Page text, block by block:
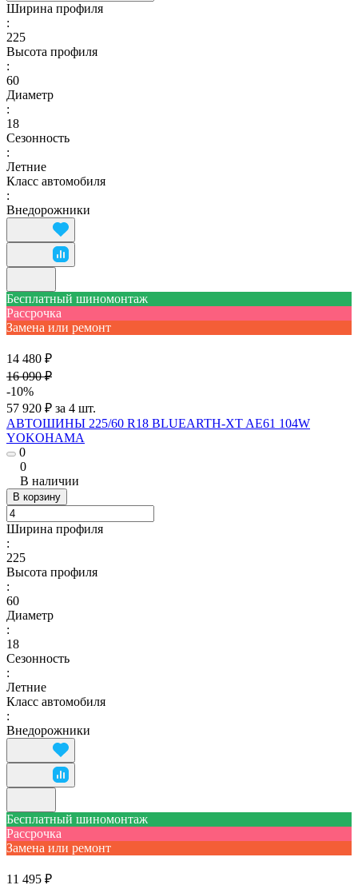
Ширина профиля
:
225
Высота профиля
:
60
Диаметр
:
18
Сезонность
:
Летние
Класс автомобиля
:
Внедорожники
Бесплатный шиномонтаж
Рассрочка
Замена или ремонт
14 480 ₽
16 090 ₽
-10%
57 920 ₽ за 4 шт.
АВТОШИНЫ 225/60 R18 BLUEARTH-XT AE61 104W
YOKOHAMA
0
0
В наличии
В корзину
Ширина профиля
:
225
Высота профиля
:
60
Диаметр
:
18
Сезонность
:
Летние
Класс автомобиля
:
Внедорожники
Бесплатный шиномонтаж
Рассрочка
Замена или ремонт
11 495 ₽